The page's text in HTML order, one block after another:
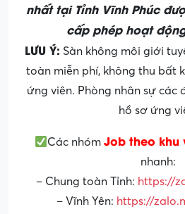
nhất tại Tỉnh Vĩnh Phúc
cấp phép hoạt
LƯU Ý: Sàn không môi giới
toàn miễn phí, không thu bất
ứng viên. Phòng nhân sự các
hồ sơ ứng
Các nhóm Job theo khu
nhanh:
– Chung toàn Tỉnh: https://
– Vĩnh Yên: https://